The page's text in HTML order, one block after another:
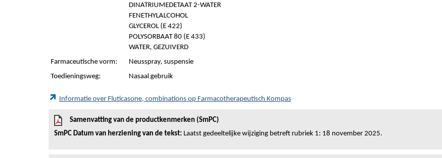
DINATRIUMEDETAAT 2-WATER
FENETHYLALCOHOL
GLYCEROL (E 422)
POLYSORBAAT 80 (E 433)
WATER, GEZUIVERD
Farmaceutische vorm:
Neusspray, suspensie
Toedieningsweg:
Nasaal gebruik
Informatie over Fluticasone, combinations op Farmacotherapeutisch Kompas
Samenvatting van de productkenmerken (SmPC)
SmPC Datum van herziening van de tekst: Laatst gedeeltelijke wijziging betreft rubriek 1: 18 november 2025.